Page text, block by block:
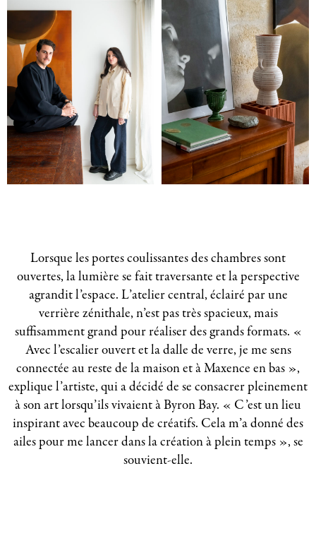
Lorsque les portes coulissantes des chambres sont
ouvertes, la lumière se fait traversante et la perspective
agrandit l’espace. L’atelier central, éclairé par une
verrière zénithale, n’est pas très spacieux, mais
suffisamment grand pour réaliser des grands formats. «
Avec l’escalier ouvert et la dalle de verre, je me sens
connectée au reste de la maison et à Maxence en bas »,
explique l’artiste, qui a décidé de se consacrer pleinement
à son art lorsqu’ils vivaient à Byron Bay. « C’est un lieu
inspirant avec beaucoup de créatifs. Cela m’a donné des
ailes pour me lancer dans la création à plein temps », se
souvient-elle.